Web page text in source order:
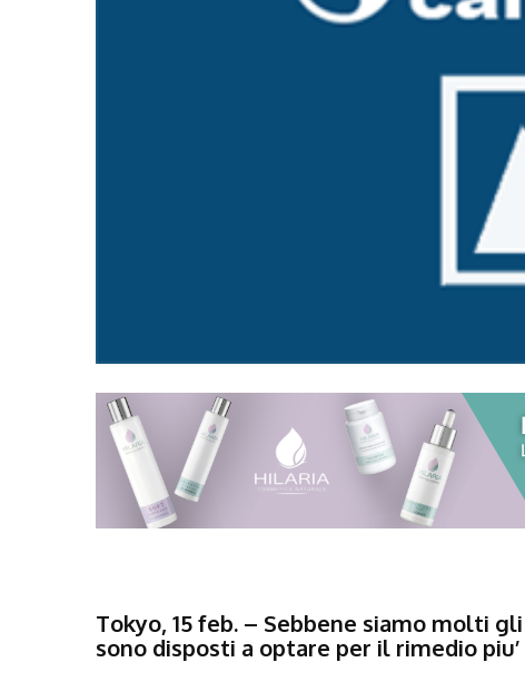
Tokyo, 15 feb. – Sebbene siamo molti
sono disposti a optare per il rimedio